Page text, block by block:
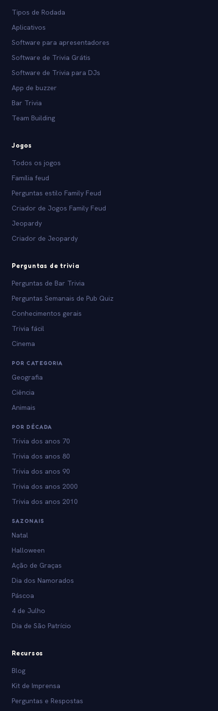
Tipos de Rodada
Aplicativos
Software para apresentadores
Software de Trivia Grátis
Software de Trivia para DJs
App de buzzer
Bar Trivia
Team Building
Jogos
Todos os jogos
Família feud
Perguntas estilo Family Feud
Criador de Jogos Family Feud
Jeopardy
Criador de Jeopardy
Perguntas de trivia
Perguntas de Bar Trivia
Perguntas Semanais de Pub Quiz
Conhecimentos gerais
Trivia fácil
Cinema
POR CATEGORIA
Geografia
Ciência
Animais
POR DÉCADA
Trivia dos anos 70
Trivia dos anos 80
Trivia dos anos 90
Trivia dos anos 2000
Trivia dos anos 2010
SAZONAIS
Natal
Halloween
Ação de Graças
Dia dos Namorados
Páscoa
4 de Julho
Dia de São Patrício
Recursos
Blog
Kit de Imprensa
Perguntas e Respostas